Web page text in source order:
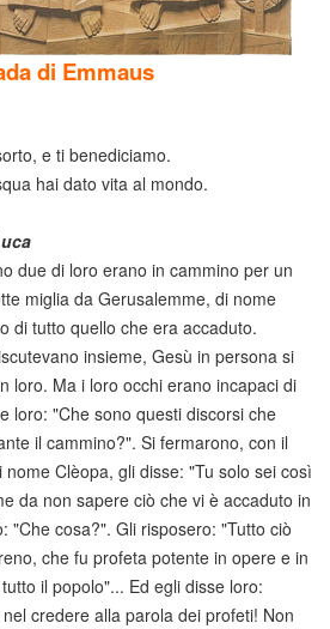
di Emmaus
e ti benediciamo.
hai dato vita al mondo.
due di loro erano in cammino per un
miglia da Gerusalemme, di nome
di tutto quello che era accaduto.
insieme, Gesù in persona si
loro. Ma i loro occhi erano incapaci di
loro: "Che sono questi discorsi che
il cammino?". Si fermarono, con il
Clèopa, gli disse: "Tu solo sei così
da non sapere ciò che vi è accaduto in
"Che cosa?". Gli risposero: "Tutto ciò
che fu profeta potente in opere e in
il popolo"... Ed egli disse loro:
credere alla parola dei profeti! Non